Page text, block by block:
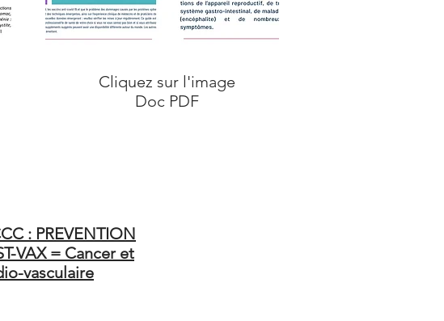
Cliquez sur l'image
Doc PDF
: PREVENTION
VAX = Cancer et
vasculaire